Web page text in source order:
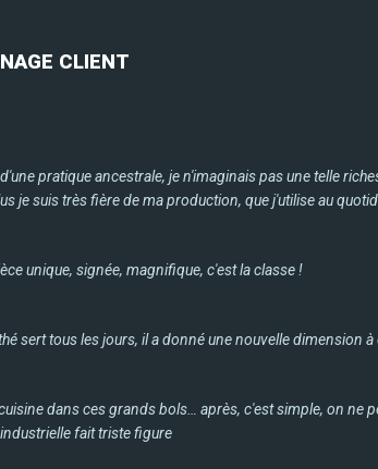
CLIENT
pratique ancestrale, je n'imaginais pas une telle
je suis très fière de ma production, que j'utilise au
unique, signée, magnifique, c'est la classe !
sert tous les jours, il a donné une nouvelle dimension
dans ces grands bols… après, c'est simple, on ne
fait triste figure